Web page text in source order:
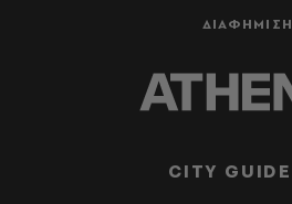
ΔΙΑΦΗΜΙΣΗ
CITY GUIDE